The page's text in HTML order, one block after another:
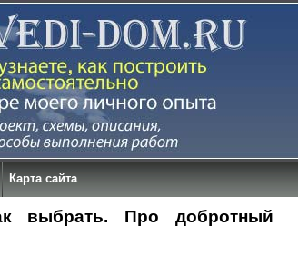
выбрать. Про добротный
Карта сайта